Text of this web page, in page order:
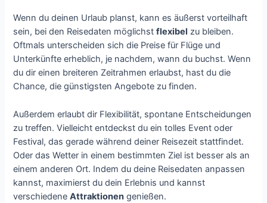
Wenn du deinen Urlaub planst, kann es äußerst vorteilhaft
sein, bei den Reisedaten möglichstflexibel zu bleiben.
Oftmals unterscheiden sich die Preise für Flüge und
Unterkünfte erheblich, je nachdem, wann du buchst. Wenn
du dir einen breiteren Zeitrahmen erlaubst, hast du die
Chance, die günstigsten Angebote zu finden.
Außerdem erlaubt dir Flexibilität, spontane Entscheidungen
zu treffen. Vielleicht entdeckst du ein tolles Event oder
Festival, das gerade während deiner Reisezeit stattfindet.
Oder das Wetter in einem bestimmten Ziel ist besser als an
einem anderen Ort. Indem du deine Reisedaten anpassen
kannst, maximierst du dein Erlebnis und kannst
verschiedeneAttraktionen genießen.